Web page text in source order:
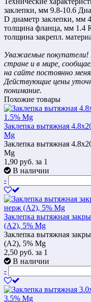
заклепки, мм 9.8-10.6
D диаметр заклепки, мм
толщина фланца, мм 1.4
толщина закрепл.
Уважаемые покупатели!
стране и в мире,
на сайте постоянно
Действующие цены
понимание.
Похожие товары
Заклепка вытяжная
Mg
Заклепка вытяжная
Mg
1,90 руб. за 1
В наличии
-
Заклепка вытяжная
(А2), 5% Mg
Заклепка вытяжная
(А2), 5% Mg
2,50 руб. за 1
В наличии
-